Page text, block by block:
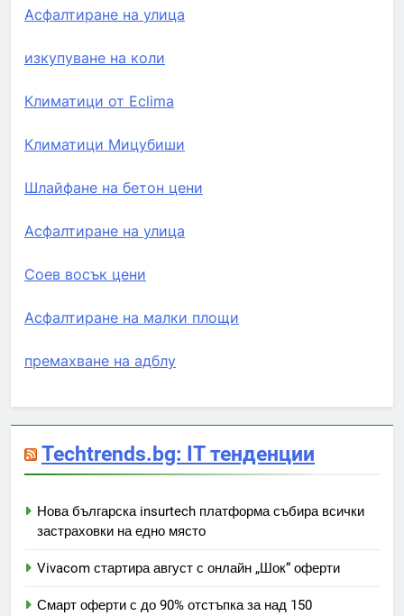
Асфалтиране на улица
изкупуване на коли
Климатици от Eclima
Климатици Мицубиши
Шлайфане на бетон цени
Асфалтиране на улица
Соев восък цени
Асфалтиране на малки площи
премахване на адблу
Techtrends.bg: IT тенденции
Нова българска insurtech платформа събира всички
застраховки на едно място
Vivacom стартира август с онлайн „Шок“ оферти
Смарт оферти с до 90% отстъпка за над 150